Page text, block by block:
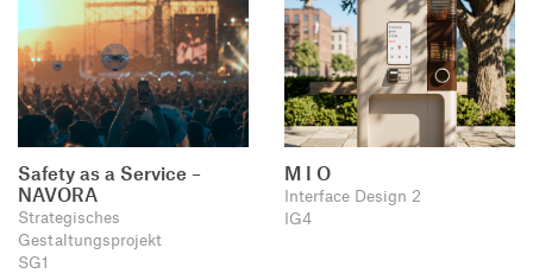
Safety as a Service –
NAVORA
Strategisches
Gestaltungsprojekt
SG1
M I O
Interface Design 2
IG4